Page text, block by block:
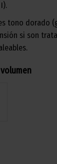
tono dorado
si son